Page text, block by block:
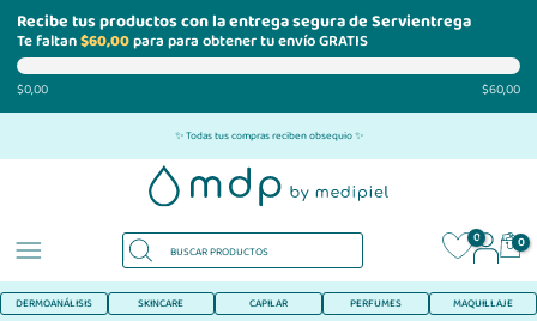
Recibe tus productos con la entrega segura de Servientrega
Te faltan$60,00para para obtener tu envío GRATIS
$0,00 $60,00
al
✨ Todas tus compras reciben obsequio ✨
0 0
DERMOANÁLISIS SKINCARE CAPILAR PERFUMES MAQUILLAJE